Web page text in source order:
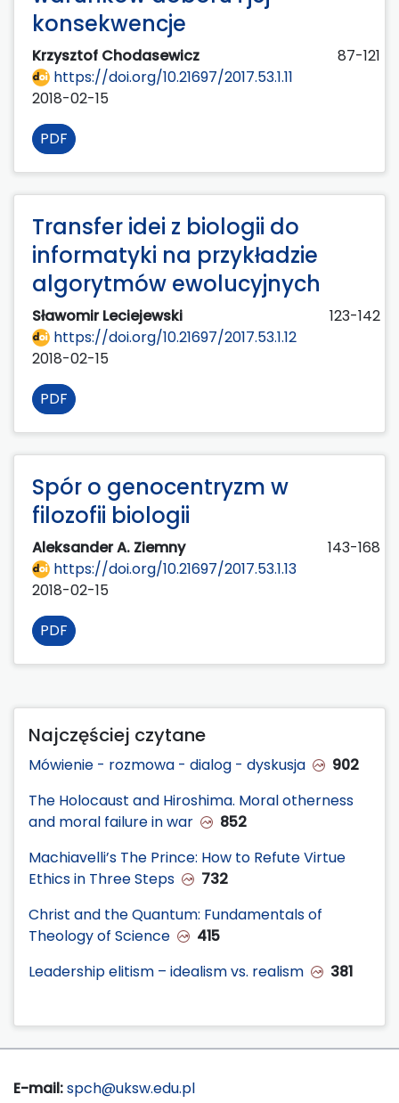
konsekwencje
Krzysztof Chodasewicz
87-121
https://doi.org/10.21697/2017.53.1.11
2018-02-15
PDF
Transfer idei z biologii do
informatyki na przykładzie
algorytmów ewolucyjnych
Sławomir Leciejewski
123-142
https://doi.org/10.21697/2017.53.1.12
2018-02-15
PDF
Spór o genocentryzm w
filozofii biologii
Aleksander A. Ziemny
143-168
https://doi.org/10.21697/2017.53.1.13
2018-02-15
PDF
Najczęściej czytane
Mówienie - rozmowa - dialog - dyskusja
902
The Holocaust and Hiroshima. Moral otherness
and moral failure in war
852
Machiavelli’s The Prince: How to Refute Virtue
Ethics in Three Steps
732
Christ and the Quantum: Fundamentals of
Theology of Science
415
Leadership elitism – idealism vs. realism
381
E-mail:spch@uksw.edu.pl